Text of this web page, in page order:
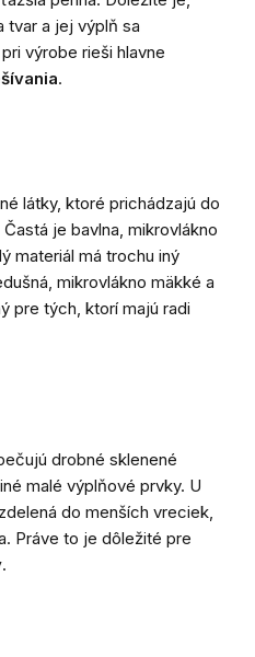
tvar a jej výplň sa
výrobe rieši hlavne
.
látky, ktoré prichádzajú do
je bavlna, mikrovlákno
materiál má trochu iný
mikrovlákno mäkké a
pre tých, ktorí majú radi
drobné sklenené
malé výplňové prvky. U
do menších vreciek,
Práve to je dôležité pre
.